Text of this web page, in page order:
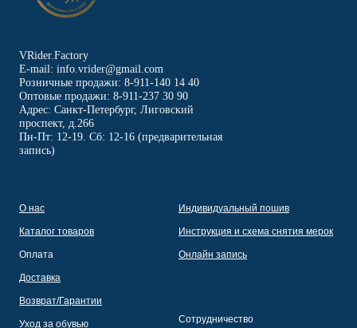
VRider.Factory
E-mail: info.vrider@gmail.com
Розничные продажи: 8-911-140 14 40
Оптовые продажи: 8-911-237 30 90
Адрес: Санкт-Петербург, Лиговский
проспект, д.266
Пн-Пт: 12-19. Сб: 12-16 (предварительная
запись)
О нас
Каталог товаров
Оплата
Доставка
Возврат/Гарантии
Уход за обувью
Индивидуальный пошив
Инструкция и схема снятия мерок
Онлайн запись
Сотрудничество